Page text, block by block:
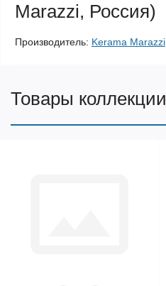
Marazzi, Россия)
Производитель: Kerama Marazzi
Товары коллекции